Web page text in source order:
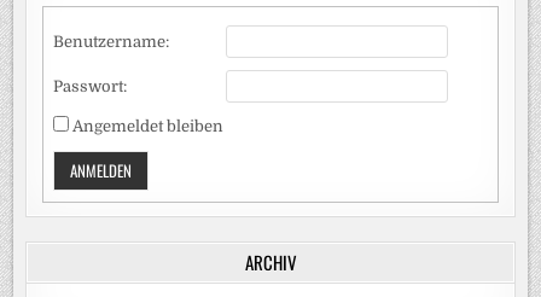
Benutzername:
Passwort:
Angemeldet bleiben
ANMELDEN
ARCHIV